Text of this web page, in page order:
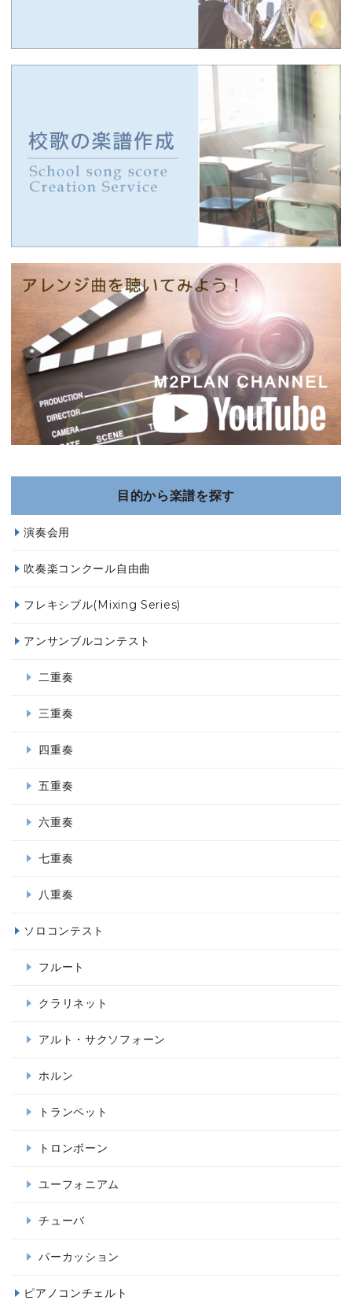
目的から楽譜を探す
演奏会用
吹奏楽コンクール自由曲
フレキシブル(Mixing Series)
アンサンブルコンテスト
二重奏
三重奏
四重奏
五重奏
六重奏
七重奏
八重奏
ソロコンテスト
フルート
クラリネット
アルト・サクソフォーン
ホルン
トランペット
トロンボーン
ユーフォニアム
チューバ
パーカッション
ピアノコンチェルト